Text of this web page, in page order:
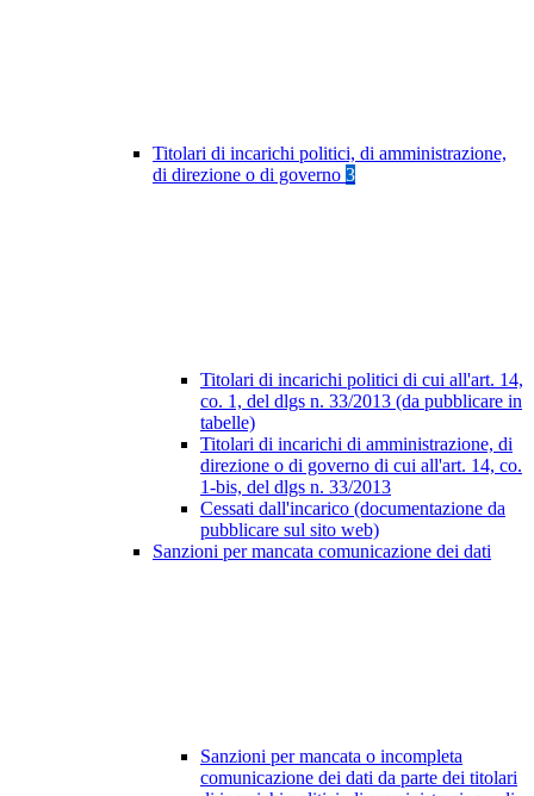
Titolari di incarichi politici, di amministrazione,
di direzione o di governo 3
Titolari di incarichi politici di cui all'art. 14,
co. 1, del dlgs n. 33/2013 (da pubblicare in
tabelle)
Titolari di incarichi di amministrazione, di
direzione o di governo di cui all'art. 14, co.
1-bis, del dlgs n. 33/2013
Cessati dall'incarico (documentazione da
pubblicare sul sito web)
Sanzioni per mancata comunicazione dei dati
Sanzioni per mancata o incompleta
comunicazione dei dati da parte dei titolari